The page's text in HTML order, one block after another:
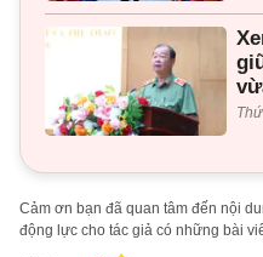
Cảm ơn bạn đã quan tâm đến nội
động lực cho tác giả có những bài